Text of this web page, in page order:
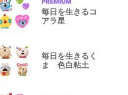
毎日を生きるコ
アラ星
毎日を生きるく
ま 色白粘土